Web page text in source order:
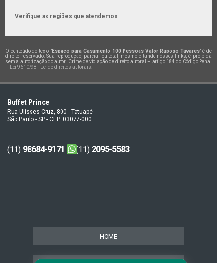
Verifique as regiões que atendemos
O conteúdo do texto "Espaço para Casamento 100 Pessoas Valor Raposo Tavares" é de
direito reservado. Sua reprodução, parcial ou total, mesmo citando nossos links, é proibida
sem a autorização do autor. Crime de violação de direito autoral – artigo 184 do Código Penal
–
Lei 9610/98 - Lei de direitos autorais
Buffet Prince
Rua Ulisses Cruz, 800 - Tatuapé
São Paulo - SP - CEP: 03077-000
(11) 98684-9171 (11) 2095-5583
HOME